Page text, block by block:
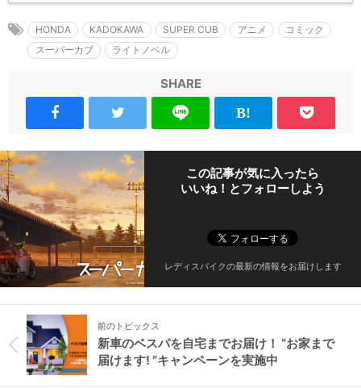
HONDA KADOKAWA SUPER CUB アニメ
コミック
スーパーカブ
ライトノベル
SHARE
この記事が気に入ったら
いいね！とフォローしよう
レディスバイクの最新の情報をお届けします
前のトピックス
新車のベスパを自宅までお届け！ “お家まで
届けます! ”キャンペーンを実施中